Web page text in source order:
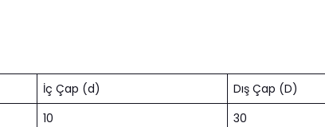
İç Çap (d) Dış Çap (D)
10 30